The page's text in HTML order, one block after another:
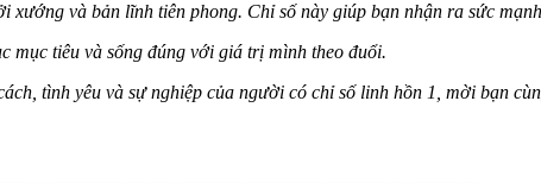
xướng và bản lĩnh tiên phong. Chỉ số này giúp bạn nhận ra sức
mục tiêu và sống đúng với giá trị mình theo đuổi.
tình yêu và sự nghiệp của người có chỉ số linh hồn 1, mời bạn